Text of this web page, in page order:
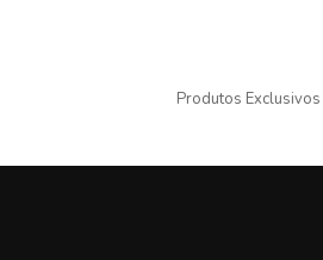
Produtos Exclusivos